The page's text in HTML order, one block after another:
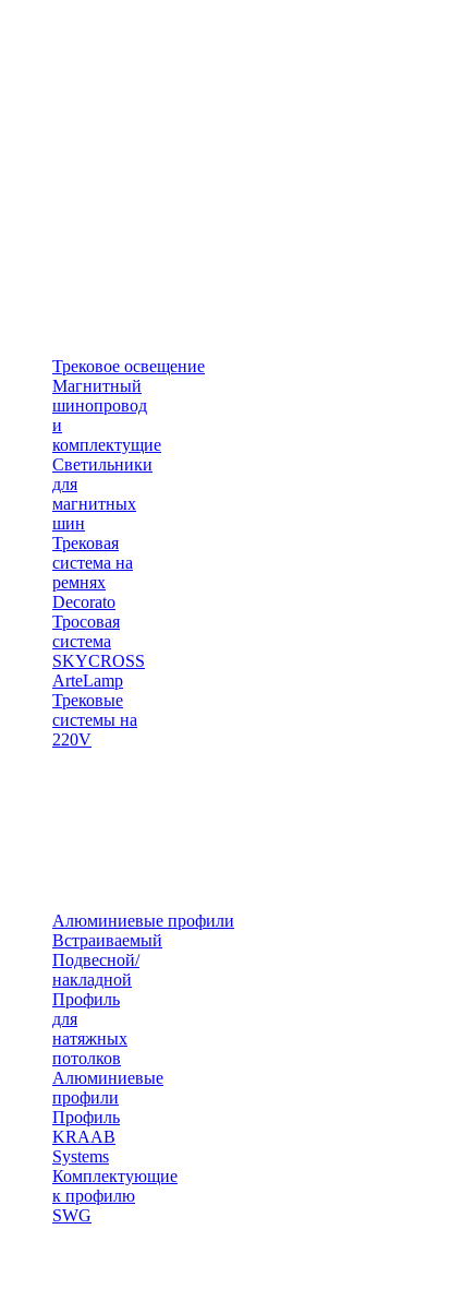
Трековое освещение
Магнитный
шинопровод
и
комплектущие
Светильники
для
магнитных
шин
Трековая
система на
ремнях
Decorato
Тросовая
система
SKYCROSS
ArteLamp
Трековые
системы на
220V
Алюминиевые профили
Встраиваемый
Подвесной/
накладной
Профиль
для
натяжных
потолков
Алюминиевые
профили
Профиль
KRAAB
Systems
Комплектующие
к профилю
SWG